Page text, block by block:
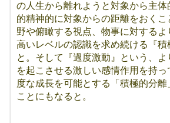
の人生から離れようと対象から主体
的精神的に対象からの距離をおくこ
野や俯瞰する視点、物事に対するよ
高いレベルの認識を求め続ける『積
と。そして『過度激動』という、
を起こさせる激しい感情作用を持
度な成長を可能とする「積極的分離
ことにもなると。